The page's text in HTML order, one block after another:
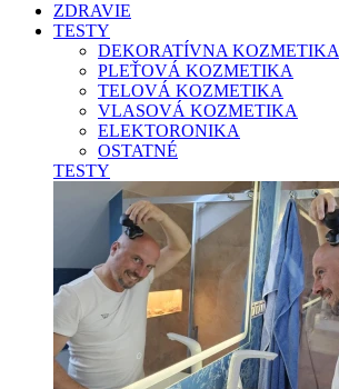
ZDRAVIE
TESTY
DEKORATÍVNA KOZMETIKA
PLEŤOVÁ KOZMETIKA
TELOVÁ KOZMETIKA
VLASOVÁ KOZMETIKA
ELEKTORONIKA
OSTATNÉ
TESTY